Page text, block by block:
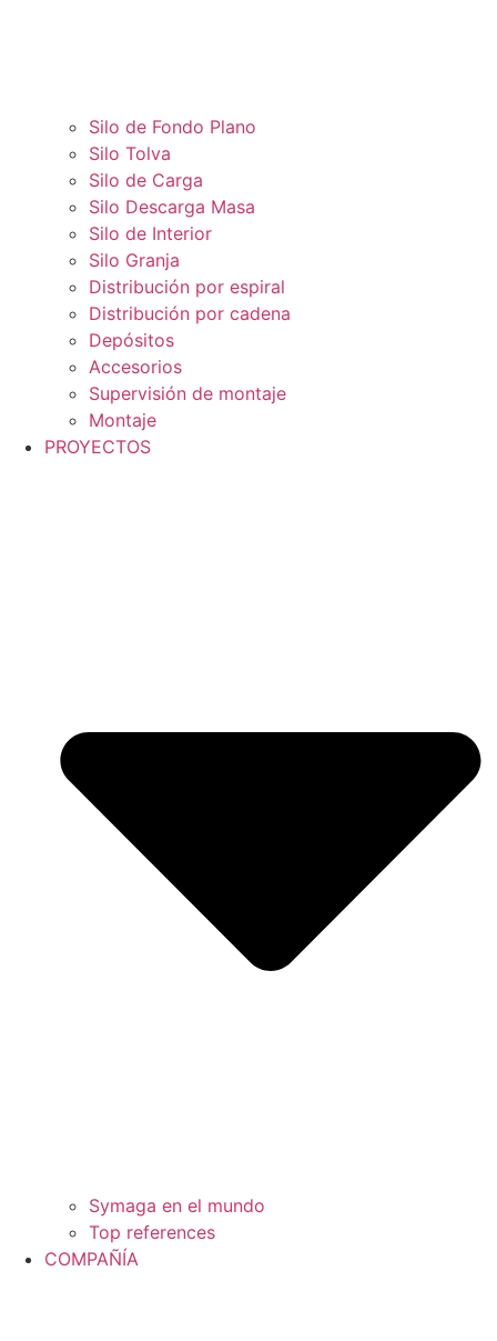
Silo de Fondo Plano
Silo Tolva
Silo de Carga
Silo Descarga Masa
Silo de Interior
Silo Granja
Distribución por espiral
Distribución por cadena
Depósitos
Accesorios
Supervisión de montaje
Montaje
PROYECTOS
Symaga en el mundo
Top references
COMPAÑÍA